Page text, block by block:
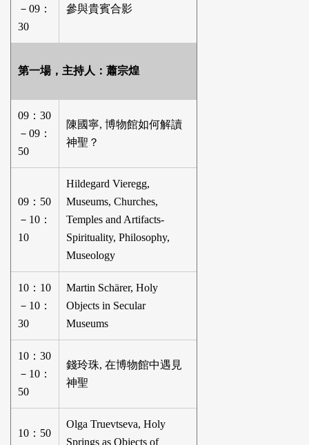
－09：
30
參與貴賓合影
第一場，主持人：蕭宗煌
09：30
－09：
50
陳國寧, 博物館如何解讀
神聖？
09：50
－10：
10
Hildegard Vieregg,
Museums, Churches,
Temples and Artifacts-
Spirituality, Philosophy,
Museology
10：10
－10：
30
Martin Schärer, Holy
Objects in Secular
Museums
10：30
－10：
50
錢玲珠, 在博物館中遇見
神聖
10：50
Olga Truevtseva, Holy
Springs as Objects of